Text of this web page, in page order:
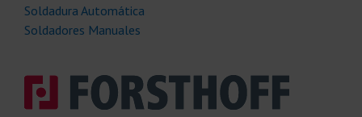
Soldadura Automática
Soldadores Manuales